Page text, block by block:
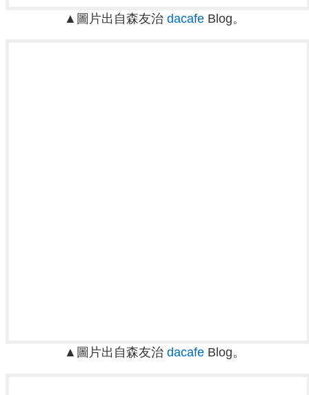
▲圖片出自森友治 dacafe Blog。
▲圖片出自森友治 dacafe Blog。